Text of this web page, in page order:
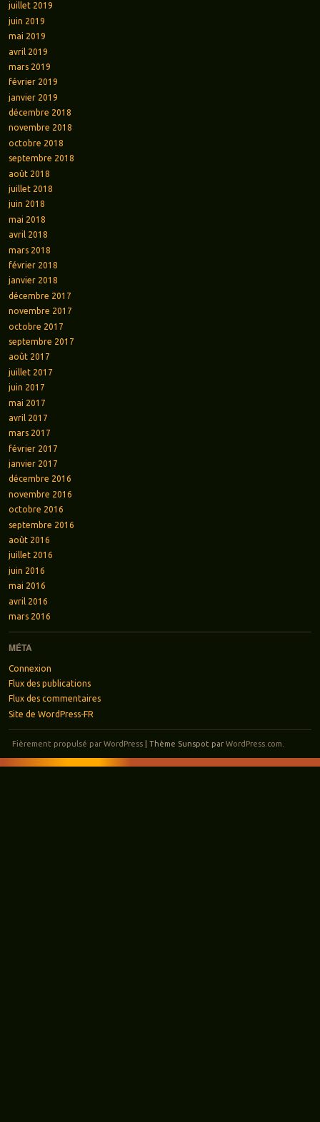
juillet 2019
juin 2019
mai 2019
avril 2019
mars 2019
février 2019
janvier 2019
décembre 2018
novembre 2018
octobre 2018
septembre 2018
août 2018
juillet 2018
juin 2018
mai 2018
avril 2018
mars 2018
février 2018
janvier 2018
décembre 2017
novembre 2017
octobre 2017
septembre 2017
août 2017
juillet 2017
juin 2017
mai 2017
avril 2017
mars 2017
février 2017
janvier 2017
décembre 2016
novembre 2016
octobre 2016
septembre 2016
août 2016
juillet 2016
juin 2016
mai 2016
avril 2016
mars 2016
MÉTA
Connexion
Flux des publications
Flux des commentaires
Site de WordPress-FR
Fièrement propulsé par WordPress |Thème Sunspot parWordPress.com